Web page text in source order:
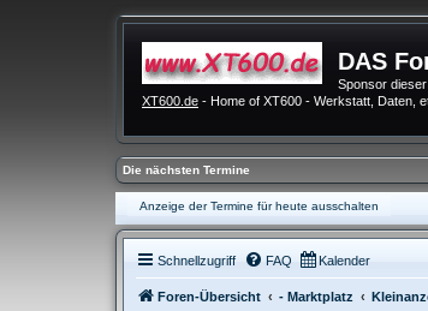
DAS
Sponsor
XT600.de - Home of XT600 - Werkstatt, Daten,
Die nächsten Termine
Anzeige der Termine für heute ausschalten
Schnellzugriff FAQ Kalender
Foren-Übersicht - Marktplatz